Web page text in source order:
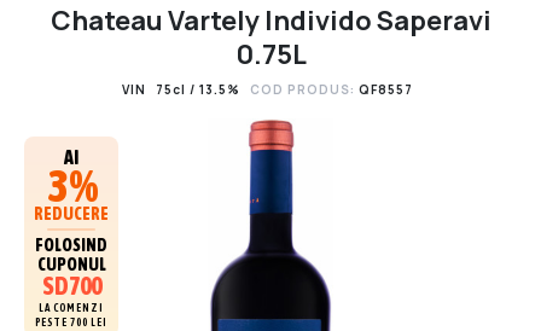
Chateau Vartely Individo Saperavi
0.75L
VIN 75cl / 13.5% COD PRODUS: QF8557
AI
3%
REDUCERE
FOLOSIND
CUPONUL
SD700
LA COMENZI
PESTE 700 LEI